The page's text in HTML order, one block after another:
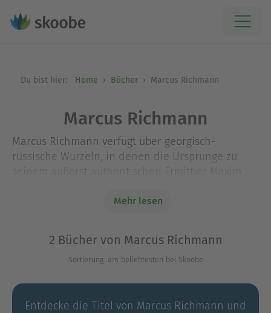
Du bist hier: Home Bücher Marcus Richmann
Marcus Richmann
Marcus Richmann verfügt über georgisch-
russische Wurzeln, in denen die Ursprünge zu
brillant psychologisch gezeichnet, und für seine
der Schweizer Geschichte inspirieren. Der erste
Fall für Maxim Charkow wurde bereits verfilmt.
Marcus Richmann arbeitet als Autor von Romanen
Mehr lesen
2 Bücher von Marcus Richmann
Sortierung: am beliebtesten bei Skoobe
Entdecke die Titel von Marcus Richmann und